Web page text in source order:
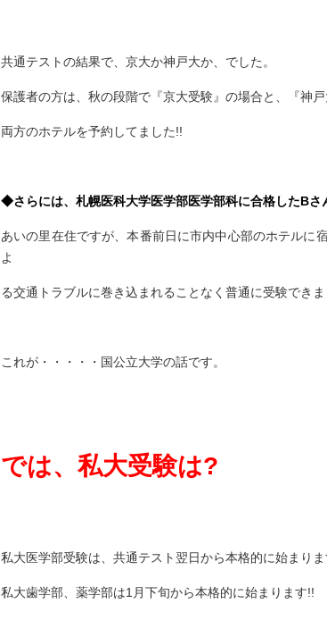
共通テストの結果で、京大か神戸大か、でした。
保護者の方は、秋の段階で『京大受験』の場合と、『神戸
両方のホテルを予約してました!!
◆さらには、札幌医科大学医学部医学部科に合格したBさ
あいの里在住ですが、本番前日に市内中心部のホテルに
よ
る交通トラブルに巻き込まれることなく普通に受験できま
これが・・・・・国公立大学の話です。
では、私大受験は?
私大医学部受験は、共通テスト翌日から本格的に始まり
私大歯学部、薬学部は1月下旬から本格的に始まります!!